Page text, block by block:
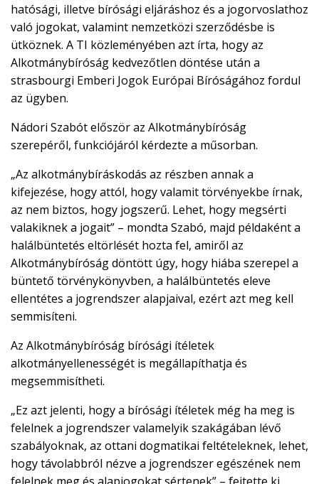
hatósági, illetve bírósági eljáráshoz és a jogorvoslathoz
való jogokat, valamint nemzetközi szerződésbe is
ütköznek. A TI közleményében azt írta, hogy az
Alkotmánybíróság kedvezőtlen döntése után a
strasbourgi Emberi Jogok Európai Bíróságához fordul
az ügyben.
Nádori Szabót először az Alkotmánybíróság
szerepéről, funkciójáról kérdezte a műsorban.
„Az alkotmánybíráskodás az részben annak a
kifejezése, hogy attól, hogy valamit törvényekbe írnak,
az nem biztos, hogy jogszerű. Lehet, hogy megsérti
valakiknek a jogait” – mondta Szabó, majd példaként a
halálbüntetés eltörlését hozta fel, amiről az
Alkotmánybíróság döntött úgy, hogy hiába szerepel a
büntető törvénykönyvben, a halálbüntetés eleve
ellentétes a jogrendszer alapjaival, ezért azt meg kell
semmisíteni.
Az Alkotmánybíróság bírósági ítéletek
alkotmányellenességét is megállapíthatja és
megsemmisítheti.
„Ez azt jelenti, hogy a bírósági ítéletek még ha meg is
felelnek a jogrendszer valamelyik szakágában lévő
szabályoknak, az ottani dogmatikai feltételeknek, lehet,
hogy távolabbról nézve a jogrendszer egészének nem